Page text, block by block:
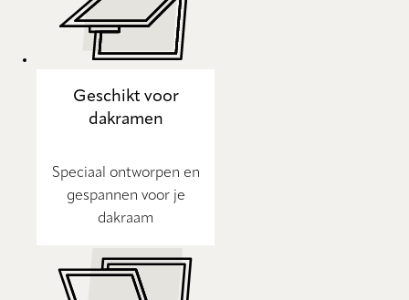
Geschikt voor
dakramen
Speciaal ontworpen en
gespannen voor je
dakraam